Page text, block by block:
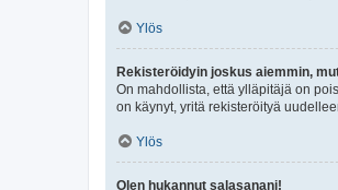
Ylös
Rekisteröidyin joskus aiemmin,
On mahdollista, että ylläpitäjä on
on käynyt, yritä rekisteröityä
Ylös
Olen hukannut salasanani!